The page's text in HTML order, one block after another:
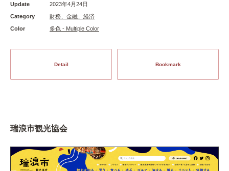
Update
2023年4月24日
Category
財務、金融、経済
Color
多色 - Multiple Color
Detail Bookmark
瑞浪市観光協会